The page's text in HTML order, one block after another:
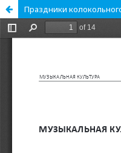
Праздники